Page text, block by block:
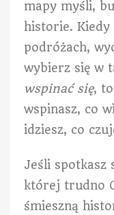
mapy myśli,
historie. Kiedy
podróżach,
wybierz się w
wspinać się,
wspinasz, co
idziesz, co
Jeśli spotkasz
której trudno
śmieszną